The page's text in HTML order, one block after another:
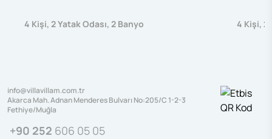
4 Kişi, 2Yatak Odası, 2 Banyo 4 Kişi, 2
info@villavillam.com.tr
Akarca Mah. Adnan Menderes Bulvarı No:205/C 1-2-3
Fethiye/Muğla
+90 252 606 05 05